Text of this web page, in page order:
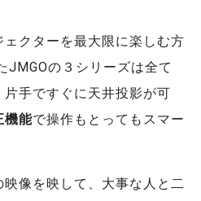
クターを最大限に楽しむ方
JMGOの３シリーズは全て
片手ですぐに天井投影が可
機能で操作もとってもスマー
像を映して、大事な人と二